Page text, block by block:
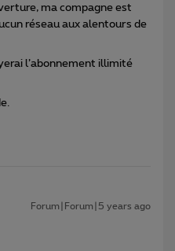
ma compagne est
réseau aux alentours de
l’abonnement illimité
Forum|Forum|5 years ago